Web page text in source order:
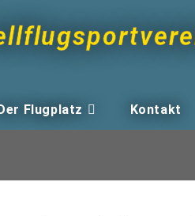
Flugplatz Kontakt